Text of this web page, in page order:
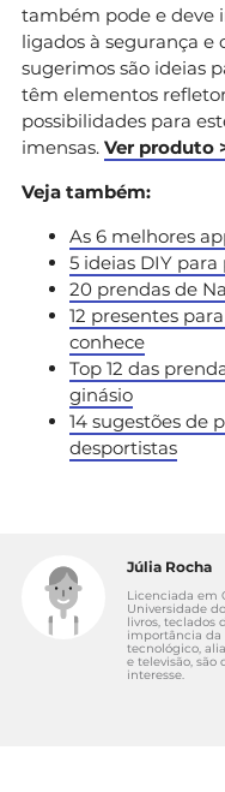
também pode e deve
ligados à segurança e
sugerimos são ideias
têm elementos
possibilidades para
imensas. Ver produto
Veja também:
As 6 melhores
5 ideias DIY
20 prendas de
12 presentes
conhece
Top 12 das
ginásio
14 sugestões de
desportistas
Júlia Rocha
Licenciada em
Universidade
livros, teclados
importância
tecnológico,
e televisão, são
interesse.